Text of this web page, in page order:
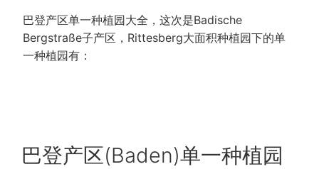
巴登产区单一种植园大全，这次是Badische
Bergstraße子产区，Rittesberg大面积种植园下的单
一种植园有：
POSTED
ON
巴登产区(Baden)单一种植园